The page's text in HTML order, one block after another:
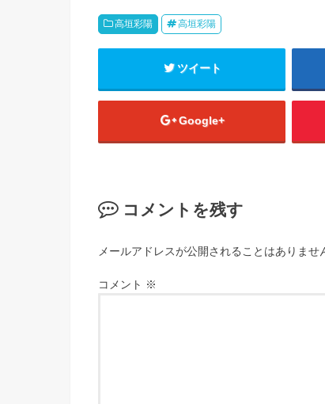
高垣彩陽 高垣彩陽
ツイート
Google+
コメントを残す
メールアドレスが公開されることはありませ
コメント ※